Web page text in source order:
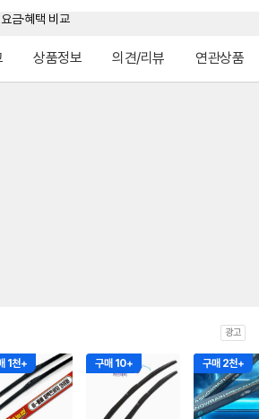
상품정보 의견/리뷰 연관상품
광고
1천+ 구매 10+ 구매 2천+